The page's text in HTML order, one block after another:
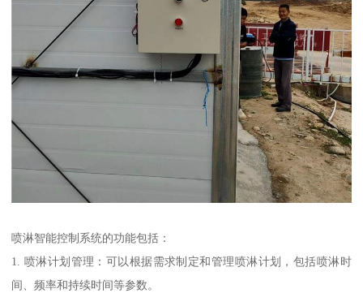
喷淋智能控制系统的功能包括：
1. 喷淋计划管理：可以根据需求制定和管理喷淋计划，包括喷淋时
间、频率和持续时间等参数。